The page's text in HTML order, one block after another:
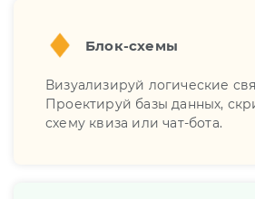
Блок-схемы
Визуализируй логические
Проектируй базы данных,
схему квиза или чат-бота.